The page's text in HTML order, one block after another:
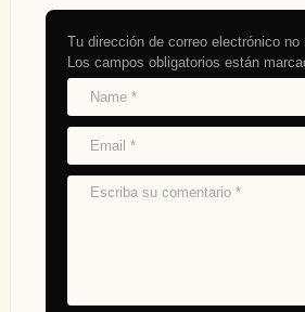
Tu dirección de correo electrónico no
Los campos obligatorios están